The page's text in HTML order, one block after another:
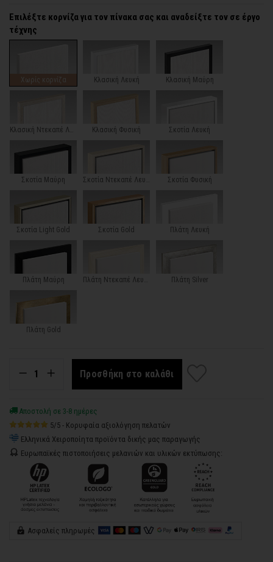
Επιλέξτε κορνίζα για τον πίνακα σας και αναδείξτε τον σε έργο
τέχνης
Χωρίς κορνίζα Κλασική Λευκή Κλασική Μαύρη
Κλασική Φυσική Σκοτία Λευκή
Σκοτία Μαύρη Σκοτία Φυσική
Σκοτία Light Gold Σκοτία Gold Πλάτη Λευκή
Πλάτη Μαύρη Πλάτη Silver
Πλάτη Gold
Προσθήκη στο καλάθι
Αποστολή σε 3-8 ημέρες
5/5 - Κορυφαία αξιολόγηση πελατών
Ελληνικά Χειροποίητα προϊόντα δικής μας παραγωγής
Ευρωπαϊκές πιστοποιήσεις μελανιών και υλικών εκτύπωσης:
Ασφαλείς πληρωμές